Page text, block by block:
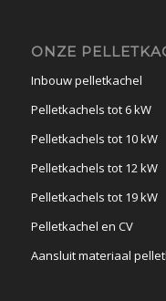
ONZE
Inbouw pelletkachel
Pelletkachels tot 6 kW
Pelletkachels tot 10 kW
Pelletkachels tot 12 kW
Pelletkachels tot 19 kW
Pelletkachel en CV
Aansluit materiaal